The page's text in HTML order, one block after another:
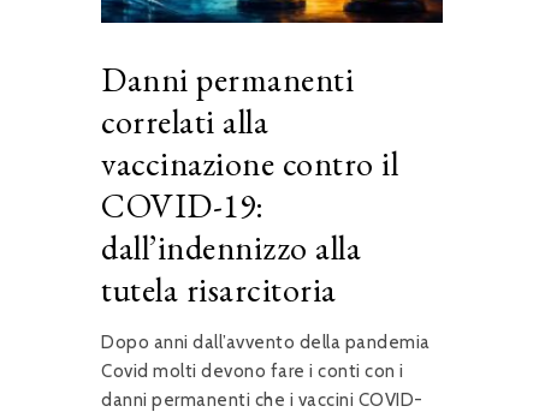
Danni permanenti
correlati alla
vaccinazione contro il
COVID-19:
dall’indennizzo alla
tutela risarcitoria
Dopo anni dall’avvento della pandemia
Covid molti devono fare i conti con i
danni permanenti che i vaccini COVID-